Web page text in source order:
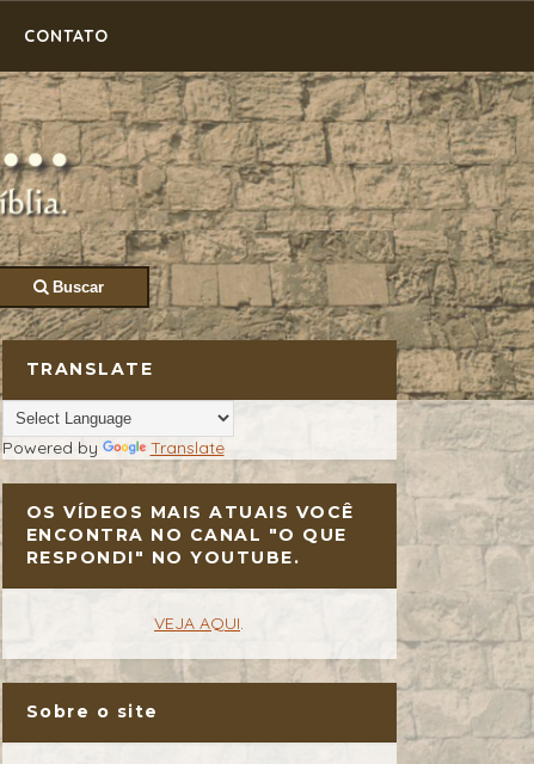
CONTATO
Buscar
TRANSLATE
Powered by Translate
OS VÍDEOS MAIS ATUAIS VOCÊ
ENCONTRA NO CANAL "O QUE
RESPONDI" NO YOUTUBE.
VEJA AQUI.
Sobre o site